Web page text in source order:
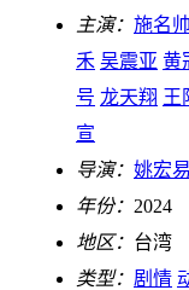
主演： 施名帅
禾 吴震亚 黄
号 龙天翔 王
宣
导演： 姚宏易
年份： 2024
地区： 台湾
类型： 剧情